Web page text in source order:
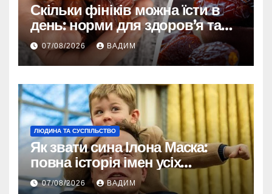
Скільки фініків можна їсти в
день: норми для здоров’я та
енергії
07/08/2026 ВАДИМ
ЛЮДИНА ТА СУСПІЛЬСТВО
Як звати сина Ілона Маска:
повна історія імен усіх
хлопчиків мільярдера
07/08/2026 ВАДИМ